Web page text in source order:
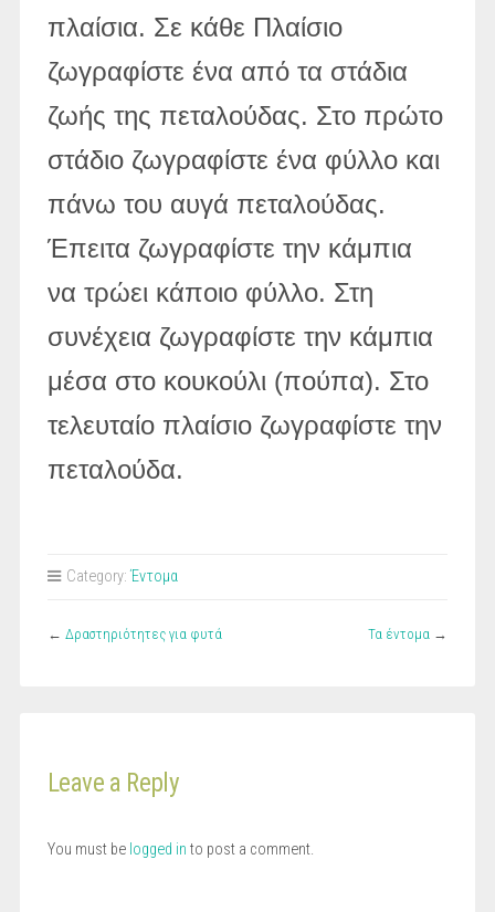
πλαίσια. Σε κάθε Πλαίσιο
ζωγραφίστε ένα από τα στάδια
ζωής της πεταλούδας. Στο πρώτο
στάδιο ζωγραφίστε ένα φύλλο και
πάνω του αυγά πεταλούδας.
Έπειτα ζωγραφίστε την κάμπια
να τρώει κάποιο φύλλο. Στη
συνέχεια ζωγραφίστε την κάμπια
μέσα στο κουκούλι (πούπα). Στο
τελευταίο πλαίσιο ζωγραφίστε την
πεταλούδα.
Category:Έντομα
← Δραστηριότητες για φυτά Τα έντομα →
Leave a Reply
You must be logged in to post a comment.